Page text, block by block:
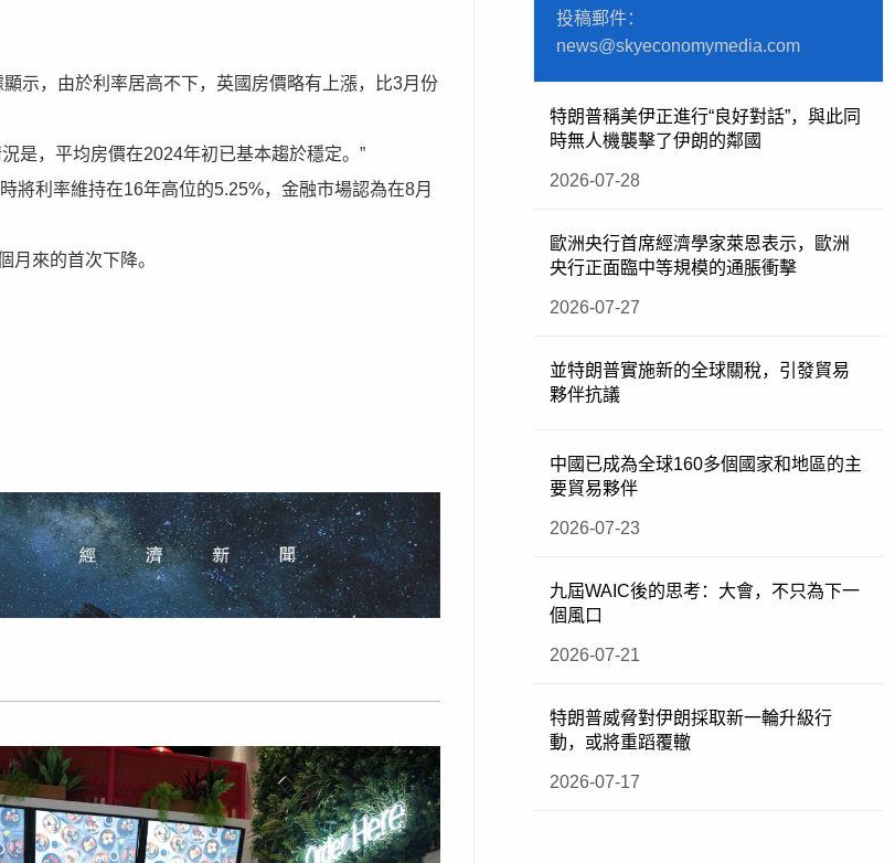
示，由於利率居高不下，英國房價略有上漲，比3月份
是，平均房價在2024年初已基本趨於穩定。”
將利率維持在16年高位的5.25%，金融市場認為在8月
月來的首次下降。
投稿郵件：
news@skyeconomymedia.com
特朗普稱美伊正進行“良好對話”，與此同
時無人機襲擊了伊朗的鄰國
2026-07-28
歐洲央行首席經濟學家萊恩表示，歐洲
央行正面臨中等規模的通脹衝擊
2026-07-27
並特朗普實施新的全球關稅，引發貿易
夥伴抗議
中國已成為全球160多個國家和地區的主
要貿易夥伴
2026-07-23
九屆WAIC後的思考：大會，不只為下一
個風口
2026-07-21
特朗普威脅對伊朗採取新一輪升級行
動，或將重蹈覆轍
2026-07-17